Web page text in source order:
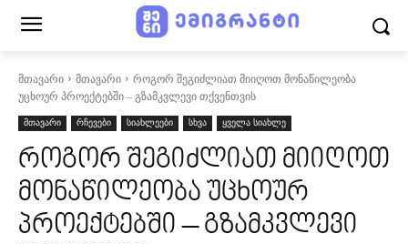
მთავარი მთავარი
როგორ შეგიძლიათ მიიღოთ მონაწილეობა
უცხოურ პროექტებში – გზამკვლევი თქვენთვის
მთავარი რჩევები სიახლეები სხვა ყველა სიახლე
როგორ შეგიძლიათ მიიღოთ
მონაწილეობა უცხოურ
პროექტებში – გზამკვლევი